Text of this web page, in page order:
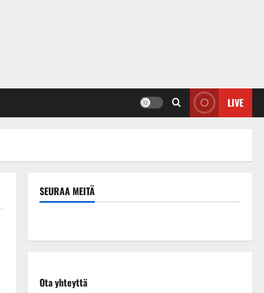
LIVE
SEURAA MEITÄ
Ota yhteyttä